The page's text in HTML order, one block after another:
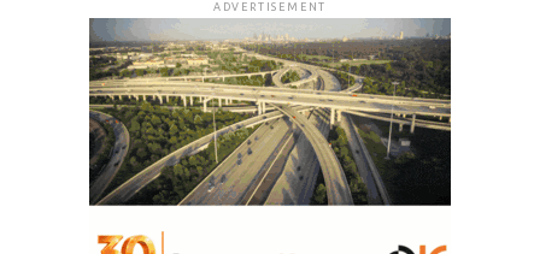
ADVERTISEMENT